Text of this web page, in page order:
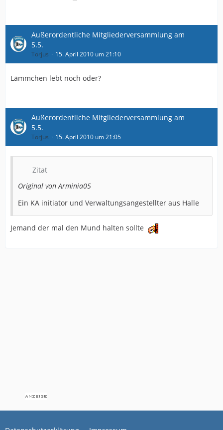
Außerordentliche Mitgliederversammlung am
5.5.
Torjus 15. April 2010 um 21:10
Lämmchen lebt noch oder?
Außerordentliche Mitgliederversammlung am
5.5.
Torjus 15. April 2010 um 21:05
Zitat
Original von Arminia05
Ein KA initiator und Verwaltungsangestellter aus Halle
Jemand der mal den Mund halten sollte